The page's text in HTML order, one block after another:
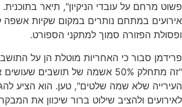
פשוט מרחם על עובדי הניקיון", תיאר
אירועים במתחם נותרים במקום שקיות אשפה
ופסולת הפזורה סמוך למתקני הספורט.
פרידמן סבור כי האחריות מוטלת הן על
העירייה שלא שמה שלטים", טען. הוא הציע
לאירועים ולהציב שילוט ברור שיכוון את